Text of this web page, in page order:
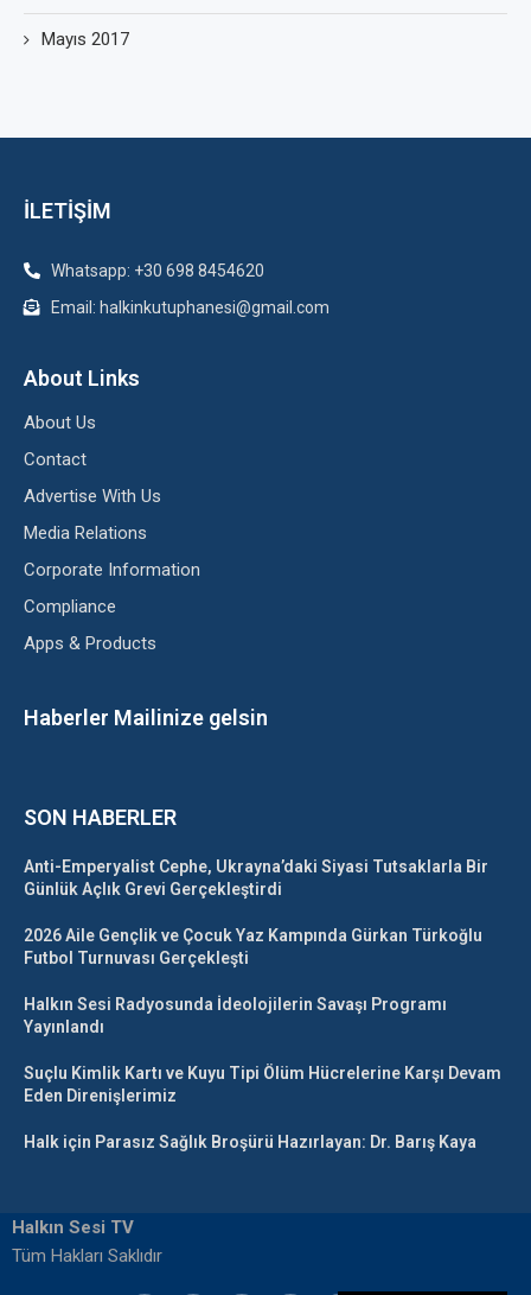
Mayıs 2017
İLETİŞİM
Whatsapp: +30 698 8454620
Email: halkinkutuphanesi@gmail.com
About Links
About Us
Contact
Advertise With Us
Media Relations
Corporate Information
Compliance
Apps & Products
Haberler Mailinize gelsin
SON HABERLER
Anti-Emperyalist Cephe, Ukrayna’daki Siyasi Tutsaklarla Bir
Günlük Açlık Grevi Gerçekleştirdi
2026 Aile Gençlik ve Çocuk Yaz Kampında Gürkan Türkoğlu
Futbol Turnuvası Gerçekleşti
Halkın Sesi Radyosunda İdeolojilerin Savaşı Programı
Yayınlandı
Suçlu Kimlik Kartı ve Kuyu Tipi Ölüm Hücrelerine Karşı Devam
Eden Direnişlerimiz
Halk için Parasız Sağlık Broşürü Hazırlayan: Dr. Barış Kaya
Halkın Sesi TV
Tüm Hakları Saklıdır